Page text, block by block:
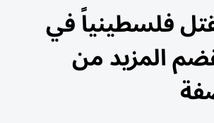
فلسطينياً في
المزيد من